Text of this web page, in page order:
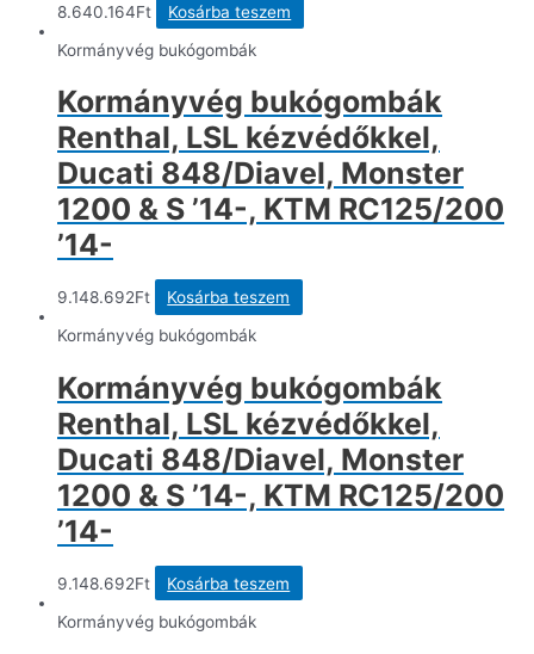
8.640.164Ft
Kosárba teszem
Kormányvég bukógombák
Kormányvég bukógombák
Renthal, LSL kézvédőkkel,
Ducati 848/Diavel, Monster
1200 & S ’14-, KTM RC125/200
’14-
9.148.692Ft
Kosárba teszem
Kormányvég bukógombák
Kormányvég bukógombák
Renthal, LSL kézvédőkkel,
Ducati 848/Diavel, Monster
1200 & S ’14-, KTM RC125/200
’14-
9.148.692Ft
Kosárba teszem
Kormányvég bukógombák